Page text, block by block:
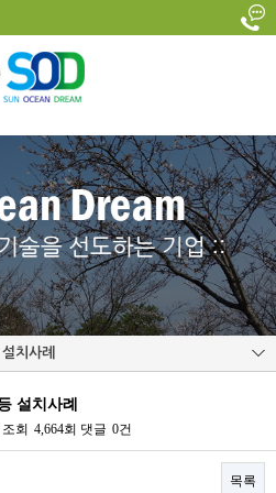
설치사례
설치사례
조회 4,664회 댓글 0건
목록